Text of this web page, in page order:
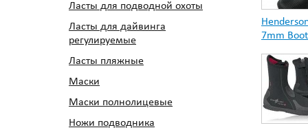
Ласты для подводной охоты
Ласты для дайвинга
регулируемые
Ласты пляжные
Маски
Маски полнолицевые
Ножи подводника
7mm